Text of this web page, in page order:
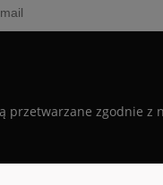
przetwarzane zgodnie z